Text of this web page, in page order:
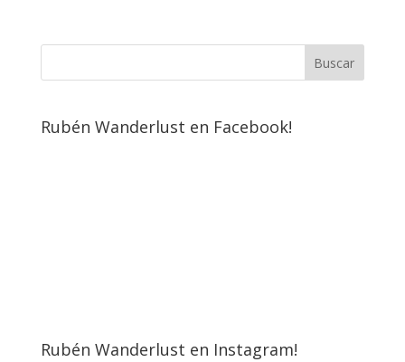
Rubén Wanderlust en Facebook!
Rubén Wanderlust en Instagram!